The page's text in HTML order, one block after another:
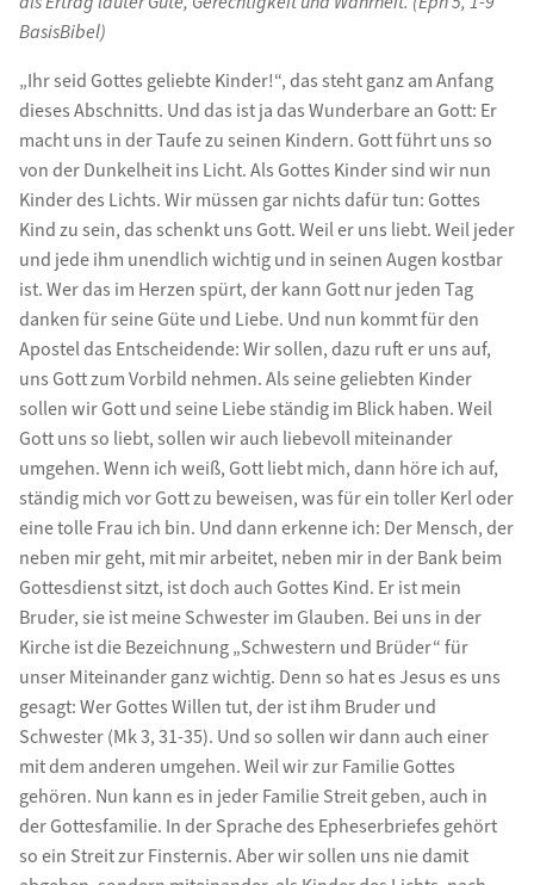
BasisBibel)
„Ihr seid Gottes geliebte Kinder!“, das steht ganz am Anfang
dieses Abschnitts. Und das ist ja das Wunderbare an Gott: Er
macht uns in der Taufe zu seinen Kindern. Gott führt uns so
von der Dunkelheit ins Licht. Als Gottes Kinder sind wir nun
Kinder des Lichts. Wir müssen gar nichts dafür tun: Gottes
Kind zu sein, das schenkt uns Gott. Weil er uns liebt. Weil jeder
und jede ihm unendlich wichtig und in seinen Augen kostbar
ist. Wer das im Herzen spürt, der kann Gott nur jeden Tag
danken für seine Güte und Liebe. Und nun kommt für den
Apostel das Entscheidende: Wir sollen, dazu ruft er uns auf,
uns Gott zum Vorbild nehmen. Als seine geliebten Kinder
sollen wir Gott und seine Liebe ständig im Blick haben. Weil
Gott uns so liebt, sollen wir auch liebevoll miteinander
umgehen. Wenn ich weiß, Gott liebt mich, dann höre ich auf,
ständig mich vor Gott zu beweisen, was für ein toller Kerl oder
eine tolle Frau ich bin. Und dann erkenne ich: Der Mensch, der
neben mir geht, mit mir arbeitet, neben mir in der Bank beim
Gottesdienst sitzt, ist doch auch Gottes Kind. Er ist mein
Bruder, sie ist meine Schwester im Glauben. Bei uns in der
Kirche ist die Bezeichnung „Schwestern und Brüder“ für
unser Miteinander ganz wichtig. Denn so hat es Jesus es uns
gesagt: Wer Gottes Willen tut, der ist ihm Bruder und
Schwester (Mk 3, 31-35). Und so sollen wir dann auch einer
mit dem anderen umgehen. Weil wir zur Familie Gottes
gehören. Nun kann es in jeder Familie Streit geben, auch in
der Gottesfamilie. In der Sprache des Epheserbriefes gehört
so ein Streit zur Finsternis. Aber wir sollen uns nie damit